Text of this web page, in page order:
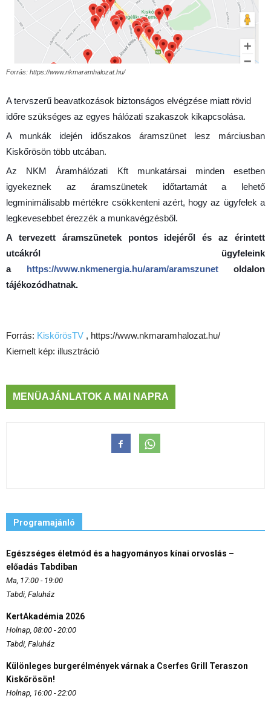
Forrás: https://www.nkmaramhalozat.hu/
A tervszerű beavatkozások biztonságos elvégzése miatt rövid
időre szükséges az egyes hálózati szakaszok kikapcsolása.
A munkák idején időszakos áramszünet lesz márciusban
Kiskőrösön több utcában.
Az NKM Áramhálózati Kft munkatársai minden esetben
igyekeznek az áramszünetek időtartamát a lehető
legminimálisabb mértékre csökkenteni azért, hogy az ügyfelek a
legkevesebbet érezzék a munkavégzésből.
A tervezett áramszünetek pontos idejéről és az érintett
utcákról ügyfeleink
a https://www.nkmenergia.hu/aram/aramszunetoldalon
tájékozódhatnak.
Forrás: KiskőrösTV , https://www.nkmaramhalozat.hu/
Kiemelt kép: illusztráció
MENÜAJÁNLATOK A MAI NAPRA
Programajánló
Egészséges életmód és a hagyományos kínai orvoslás –
előadás Tabdiban
Ma, 17:00 - 19:00
Tabdi, Faluház
KertAkadémia 2026
Holnap, 08:00 - 20:00
Tabdi, Faluház
Különleges burgerélmények várnak a Cserfes Grill Teraszon
Kiskőrösön!
Holnap, 16:00 - 22:00